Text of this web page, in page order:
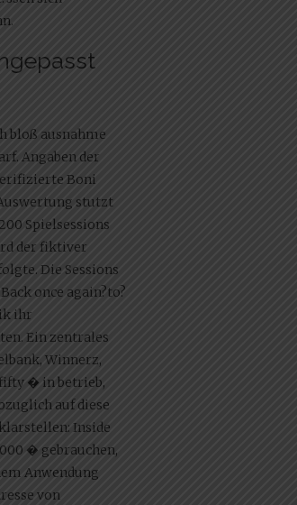
bloß ausnahme
Angaben der
Boni
stutzt
Spielsessions
der fiktiver
Die Sessions
once again?to?
ihr
Ein zentrales
Winnerz,
fifty � in betrieb,
auf diese
Inside
� gebrauchen,
Anwendung
von